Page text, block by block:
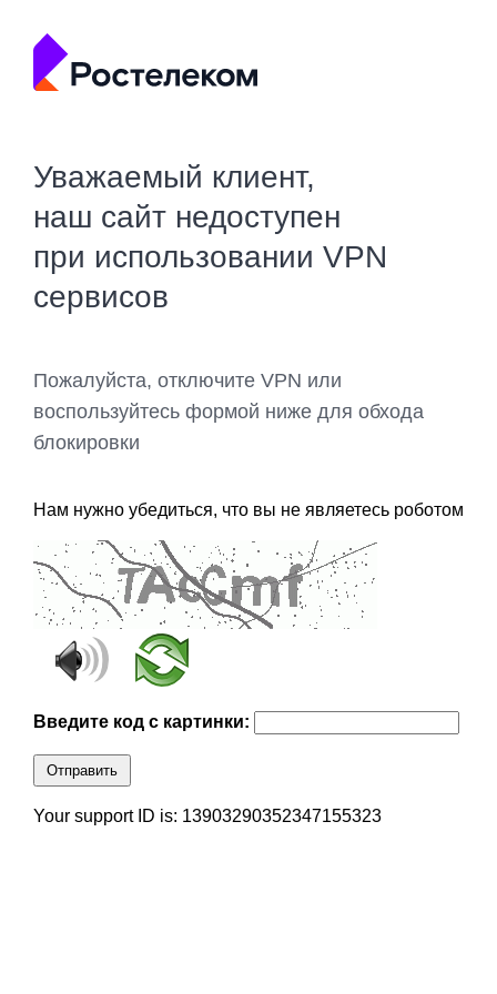
Уважаемый клиент,
наш сайт недоступен
при использовании VPN
сервисов
Пожалуйста, отключите VPN или
воспользуйтесь формой ниже для обхода
блокировки
Нам нужно убедиться, что вы не являетесь роботом
Введите код с картинки:
Отправить
Your support ID is: 13903290352347155323